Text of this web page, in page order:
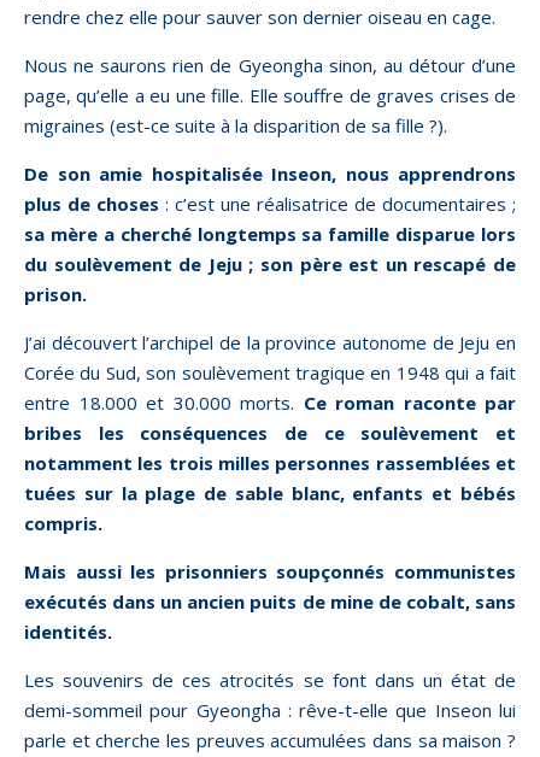
rendre chez elle pour sauver son dernier oiseau en cage.
Nous ne saurons rien de Gyeongha sinon, au détour d’une
page, qu’elle a eu une fille. Elle souffre de graves crises de
migraines (est-ce suite à la disparition de sa fille ?).
De son amie hospitalisée Inseon, nous apprendrons
plus de choses : c’est une réalisatrice de documentaires ;
sa mère a cherché longtemps sa famille disparue lors
du soulèvement de Jeju ; son père est un rescapé de
prison.
J’ai découvert l’archipel de la province autonome de Jeju en
Corée du Sud, son soulèvement tragique en 1948 qui a fait
entre 18.000 et 30.000 morts. Ce roman raconte par
bribes les conséquences de ce soulèvement et
notamment les trois milles personnes rassemblées et
tuées sur la plage de sable blanc, enfants et bébés
compris.
Mais aussi les prisonniers soupçonnés communistes
exécutés dans un ancien puits de mine de cobalt, sans
identités.
Les souvenirs de ces atrocités se font dans un état de
demi-sommeil pour Gyeongha : rêve-t-elle que Inseon lui
parle et cherche les preuves accumulées dans sa maison ?